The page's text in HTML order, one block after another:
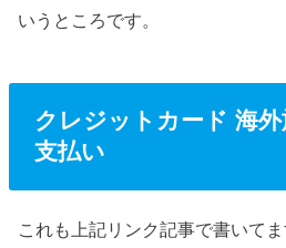
いうところです。
クレジットカード 海
支払い
これも上記リンク記事で書いてま